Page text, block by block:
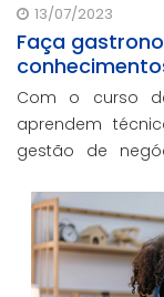
13/07/2023
Faça
Com o curso
aprendem
gestão de